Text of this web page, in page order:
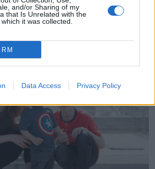
and/or Sharing of my
that Is Unrelated with the
it was collected.
Data Access Privacy Policy
dodas raidījuma “Ukulele” otrā